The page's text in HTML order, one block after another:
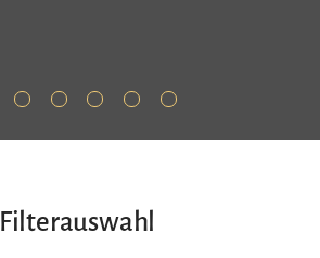
Filterauswahl